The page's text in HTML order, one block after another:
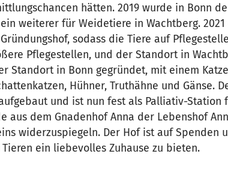
hätten. 2019 wurde in Bonn
weiterer für Weidetiere in Wachtberg.
sodass die Tiere auf
Pflegestellen, und der Standort in
Standort in Bonn gegründet, mit einem
Hühner, Truthähne und Gänse.
und ist nun fest als Palliativ-Station
aus dem Gnadenhof Anna der Lebenshof
widerzuspiegeln. Der Hof ist auf Spenden
ein liebevolles Zuhause zu bieten.